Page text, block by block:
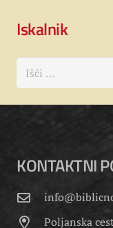
Iskalnik
Išči:
KONTAKTNI
Poljanska